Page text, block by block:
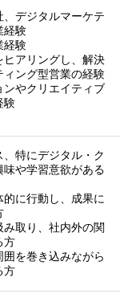
、デジタルマーケテ
経験
経験
ヒアリングし、解決
ング型営業の経験
ンやクリエイティブ
験
、特にデジタル・ク
味や学習意欲がある
的に行動し、成果に
み取り、社内外の関
方
囲を巻き込みながら
方